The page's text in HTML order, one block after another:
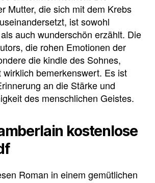
Mutter, die sich mit dem Krebs
ist sowohl
auch wunderschön erzählt. Die
die rohen Emotionen der
die kindle des Sohnes,
bemerkenswert. Es ist
an die Stärke und
des menschlichen Geistes.
kostenlose
Roman in einem gemütlichen